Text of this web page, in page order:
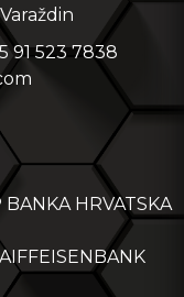
91 523 7838
HRVATSKA